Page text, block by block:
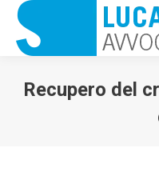
Recupero del